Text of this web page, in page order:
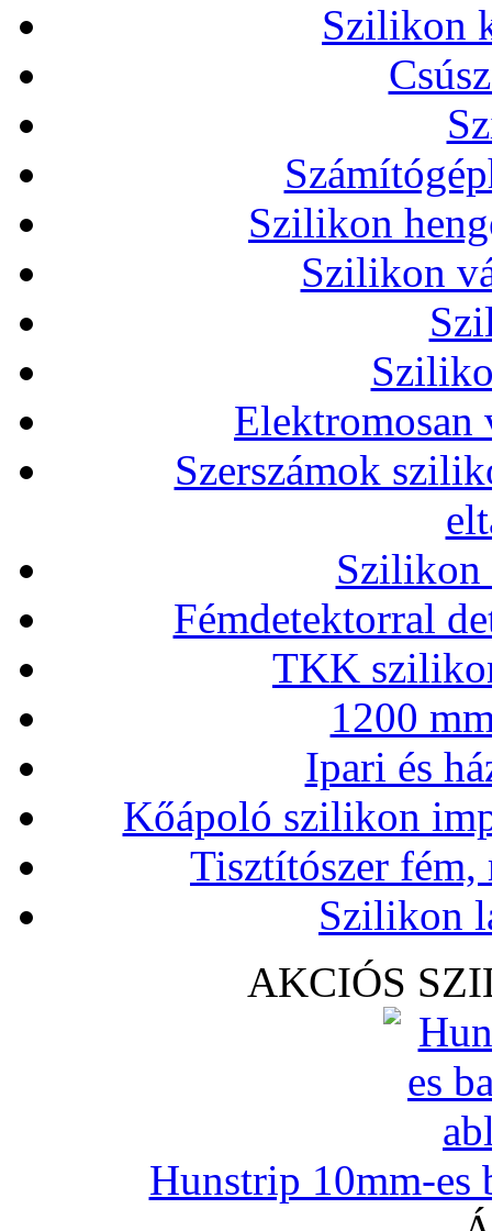
Szilikon
Szilikon
Szilikon
Elektromosan
Szerszámok
Szilikon
Fémdetektorral
TKK
1200
Ipari és
Kőápoló szilikon
Tisztítószer
Szilikon
AKCIÓS
Hunstrip 10mm-es